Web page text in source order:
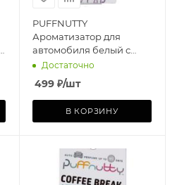
PUFFNUTTY
Ароматизатор для
автомобиля белый с
ароматом SPICY FRESH |
СВЕЖЕСТЬ СПЕЦИЙ
Достаточно
499₽/шт
В КОРЗИНУ